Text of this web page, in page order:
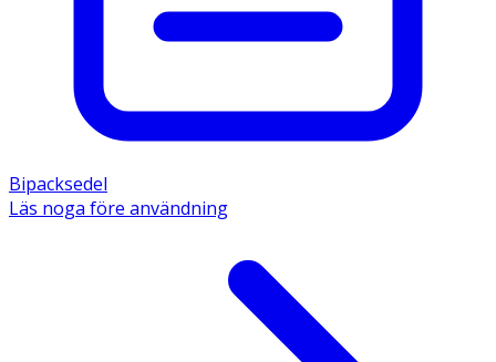
Bipacksedel
Läs noga före användning